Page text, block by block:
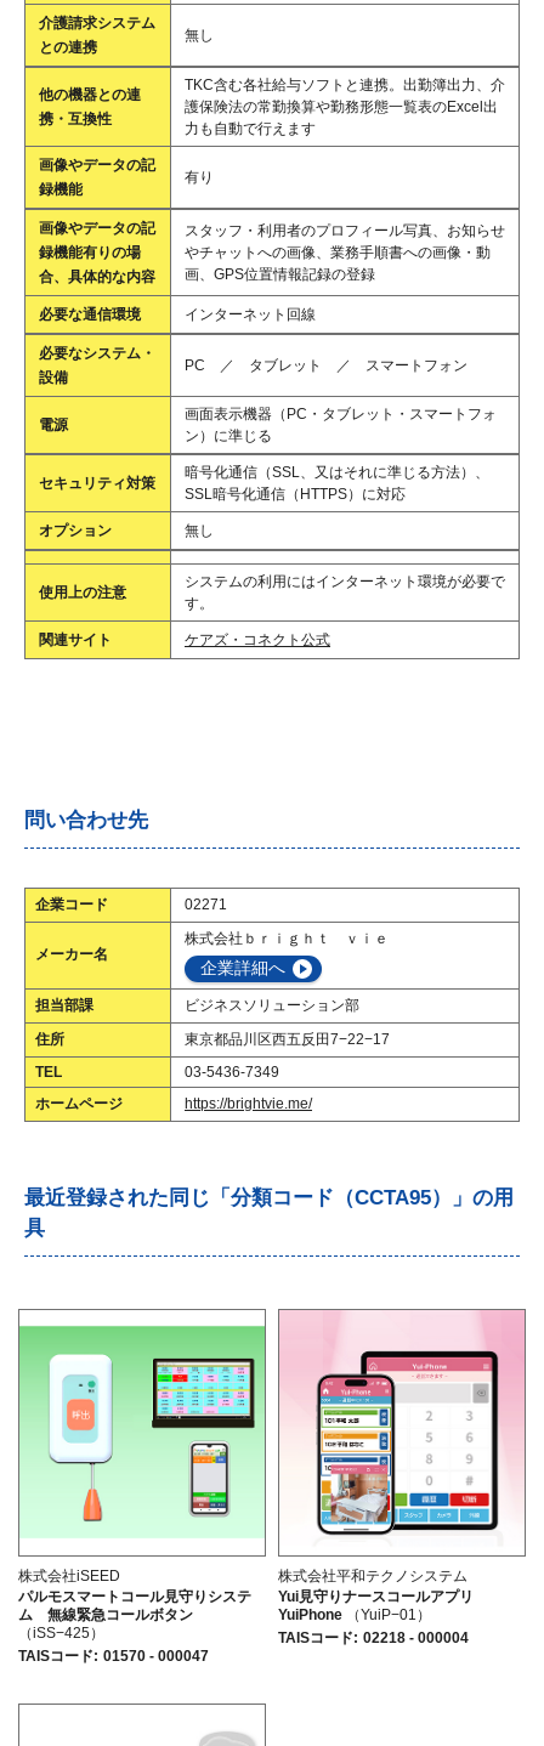
介護請求システム
との連携
無し
他の機器との連
携・互換性
TKC含む各社給与ソフトと連携。出勤簿出力、介
護保険法の常勤換算や勤務形態一覧表のExcel出
力も自動で行えます
画像やデータの記
録機能
有り
画像やデータの記
録機能有りの場
合、具体的な内容
スタッフ・利用者のプロフィール写真、お知らせ
やチャットへの画像、業務手順書への画像・動
画、GPS位置情報記録の登録
必要な通信環境 インターネット回線
必要なシステム・
設備
PC ／ タブレット ／ スマートフォン
電源
画面表示機器（PC・タブレット・スマートフォ
ン）に準じる
セキュリティ対策
暗号化通信（SSL、又はそれに準じる方法）、
SSL暗号化通信（HTTPS）に対応
オプション 無し
使用上の注意
システムの利用にはインターネット環境が必要で
す。
関連サイト ケアズ・コネクト公式
問い合わせ先
企業コード 02271
メーカー名
株式会社ｂｒｉｇｈｔ ｖｉｅ
企業詳細へ
担当部課
ビジネスソリューション部
住所
東京都品川区西五反田7−22−17
TEL
03-5436-7349
ホームページ
https://brightvie.me/
最近登録された同じ「分類コード（CCTA95）」の用
具
株式会社iSEED
パルモスマートコール見守りシステ
ム 無線緊急コールボタン
（iSS−425）
TAISコード: 01570 - 000047
株式会社平和テクノシステム
Yui見守りナースコールアプリ
YuiPhone
（YuiP−01）
TAISコード: 02218 - 000004